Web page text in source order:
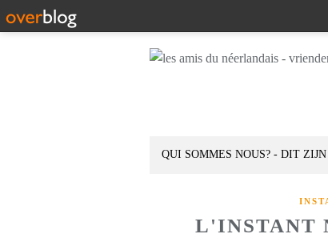
QUI SOMMES NOUS? - DIT
L'INSTANT